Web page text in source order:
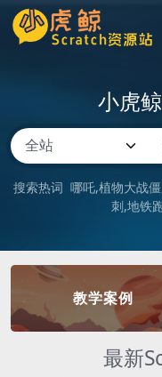
小虎
搜索热词 哪吒 植物大战
刺 地铁
教学案例
最新